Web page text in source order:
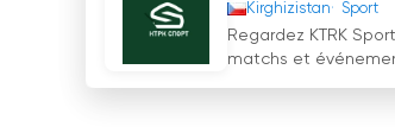
Kirghizistan Sport
Regardez KTRK
matchs et